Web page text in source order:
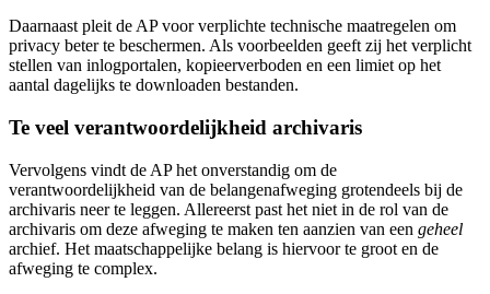
Daarnaast pleit de AP voor verplichte technische maatregelen om
privacy beter te beschermen. Als voorbeelden geeft zij het verplicht
stellen van inlogportalen, kopieerverboden en een limiet op het
aantal dagelijks te downloaden bestanden.
Te veel verantwoordelijkheid archivaris
Vervolgens vindt de AP het onverstandig om de
verantwoordelijkheid van de belangenafweging grotendeels bij de
archivaris neer te leggen. Allereerst past het niet in de rol van de
archivaris om deze afweging te maken ten aanzien van een geheel
archief. Het maatschappelijke belang is hiervoor te groot en de
afweging te complex.